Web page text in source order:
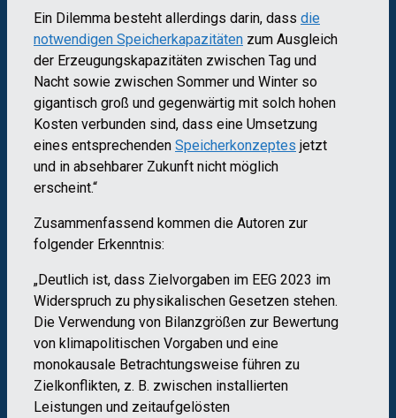
Ein Dilemma besteht allerdings darin, dass die
notwendigen Speicherkapazitäten zum Ausgleich
der Erzeugungskapazitäten zwischen Tag und
Nacht sowie zwischen Sommer und Winter so
gigantisch groß und gegenwärtig mit solch hohen
Kosten verbunden sind, dass eine Umsetzung
eines entsprechenden Speicherkonzeptes jetzt
und in absehbarer Zukunft nicht möglich
erscheint.“
Zusammenfassend kommen die Autoren zur
folgender Erkenntnis:
„Deutlich ist, dass Zielvorgaben im EEG 2023 im
Widerspruch zu physikalischen Gesetzen stehen.
Die Verwendung von Bilanzgrößen zur Bewertung
von klimapolitischen Vorgaben und eine
monokausale Betrachtungsweise führen zu
Zielkonflikten, z. B. zwischen installierten
Leistungen und zeitaufgelösten